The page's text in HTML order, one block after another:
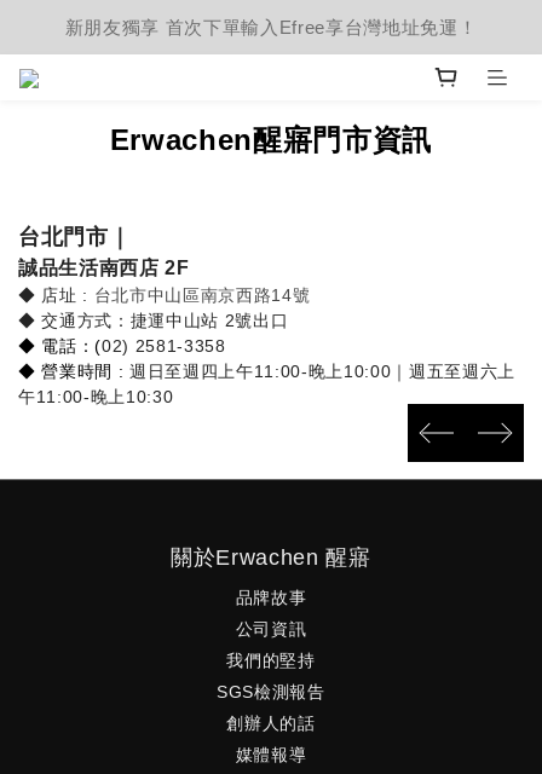
新朋友獨享 首次下單輸入Efree享台灣地址免運！
Erwachen醒寤門市資訊
台北門市｜
誠品生活南西店 2F
◆ 店址 : 台北市中山區南京西路14號
◆ 交通方式：捷運中山站 2號出口
◆ 電話：(02) 2581-3358
◆ 營業時間 : 週日至週四上午11:00-晚上10:00｜週五至週六上
午11:00-晚上10:30
prev next
關於Erwachen 醒寤
品牌故事
公司資訊
我們的堅持
SGS檢測報告
創辦人的話
媒體報導